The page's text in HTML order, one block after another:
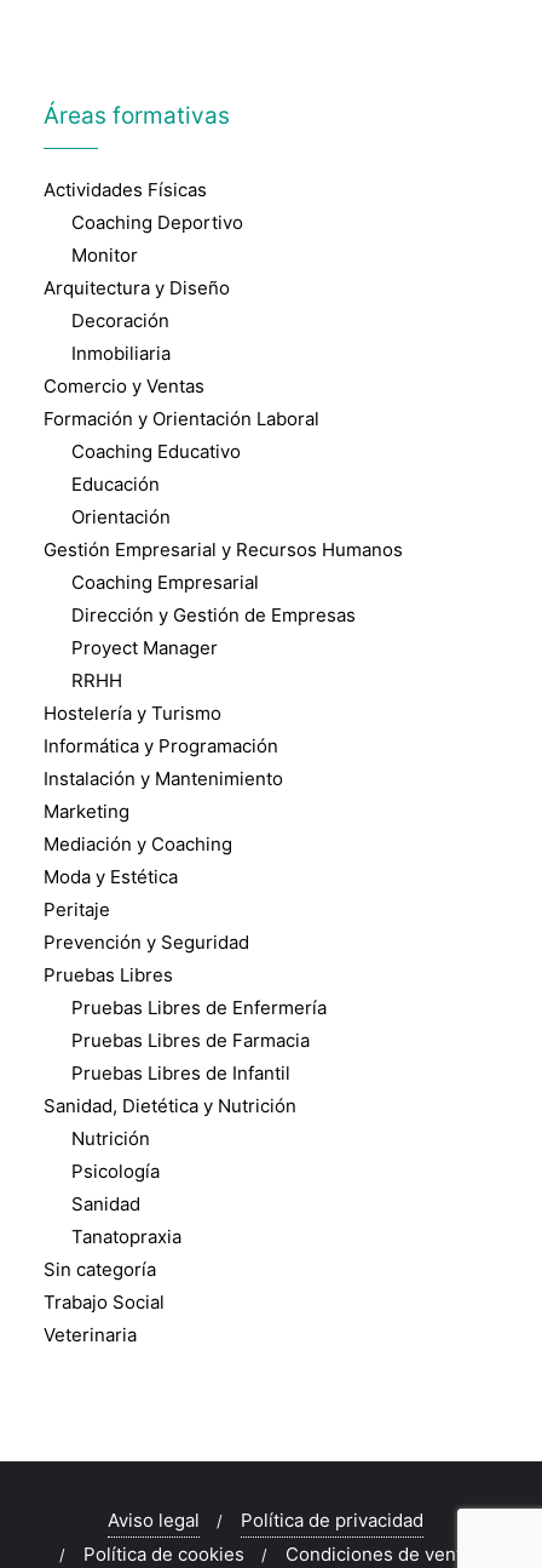
Áreas formativas
Actividades Físicas
Coaching Deportivo
Monitor
Arquitectura y Diseño
Decoración
Inmobiliaria
Comercio y Ventas
Formación y Orientación Laboral
Coaching Educativo
Educación
Orientación
Gestión Empresarial y Recursos Humanos
Coaching Empresarial
Dirección y Gestión de Empresas
Proyect Manager
RRHH
Hostelería y Turismo
Informática y Programación
Instalación y Mantenimiento
Marketing
Mediación y Coaching
Moda y Estética
Peritaje
Prevención y Seguridad
Pruebas Libres
Pruebas Libres de Enfermería
Pruebas Libres de Farmacia
Pruebas Libres de Infantil
Sanidad, Dietética y Nutrición
Nutrición
Psicología
Sanidad
Tanatopraxia
Sin categoría
Trabajo Social
Veterinaria
Aviso legal
Política de privacidad
Política de cookies
Condiciones de venta